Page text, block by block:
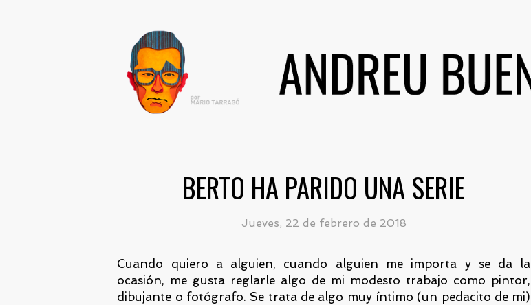
BERTO HA PARIDO UNA SERIE
Jueves, 22 de febrero de 2018
Cuando quiero a alguien, cuando alguien me importa y se da la
ocasión, me gusta reglarle algo de mi modesto trabajo como pintor,
dibujante o fotógrafo. Se trata de algo muy íntimo (un pedacito de mi)